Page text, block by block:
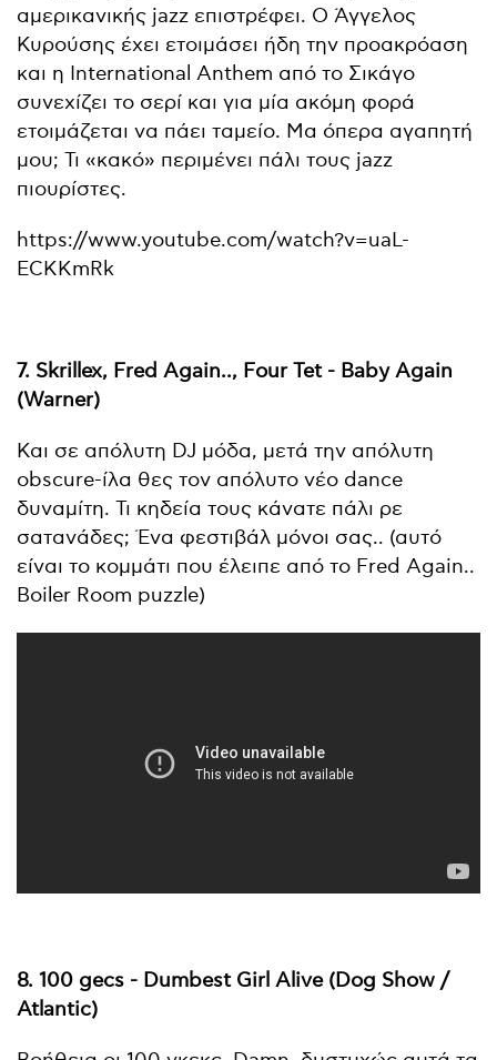
αμερικανικής jazz επιστρέφει. Ο Άγγελος
Κυρούσης έχει ετοιμάσει ήδη την προακρόαση
και η International Anthem από το Σικάγο
συνεχίζει το σερί και για μία ακόμη φορά
ετοιμάζεται να πάει ταμείο. Μα όπερα αγαπητή
μου; Τι «κακό» περιμένει πάλι τους jazz
πιουρίστες.
https://www.youtube.com/watch?v=uaL-
ECKKmRk
7. Skrillex, Fred Again.., Four Tet - Baby Again
(Warner)
Και σε απόλυτη DJ μόδα, μετά την απόλυτη
obscure-ίλα θες τον απόλυτο νέo dance
δυναμίτη. Τι κηδεία τους κάνατε πάλι ρε
σατανάδες; Ένα φεστιβάλ μόνοι σας.. (αυτό
είναι το κομμάτι που έλειπε από το Fred Again..
Boiler Room puzzle)
8. 100 gecs - Dumbest Girl Alive (Dog Show /
Atlantic)